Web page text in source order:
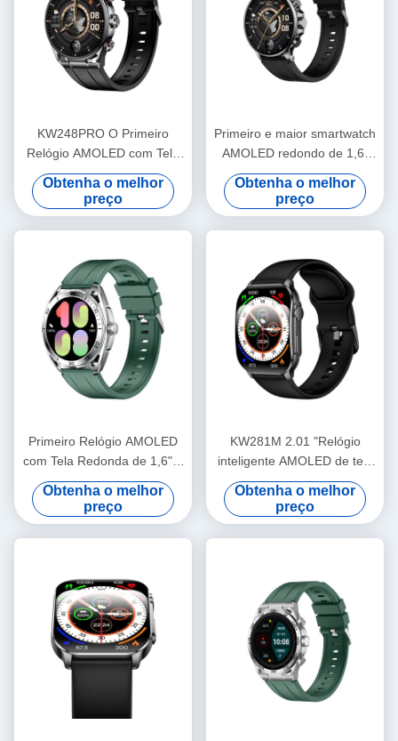
KW248PRO O Primeiro
Relógio AMOLED com Tela
Redonda de 1,6" da
Indústria
Obtenha o melhor
preço
Primeiro e maior smartwatch
AMOLED redondo de 1,6"
da indústria KW266 com
chamadas Bluetooth e
sensores avançados
Obtenha o melhor
preço
Primeiro Relógio AMOLED
com Tela Redonda de 1,6" e
Maior do Setor DW16PLUS
Obtenha o melhor
preço
KW281M 2.01 "Relógio
inteligente AMOLED de tela
curva flexível com APP Dafit
e Bezel de Metal
Obtenha o melhor
preço